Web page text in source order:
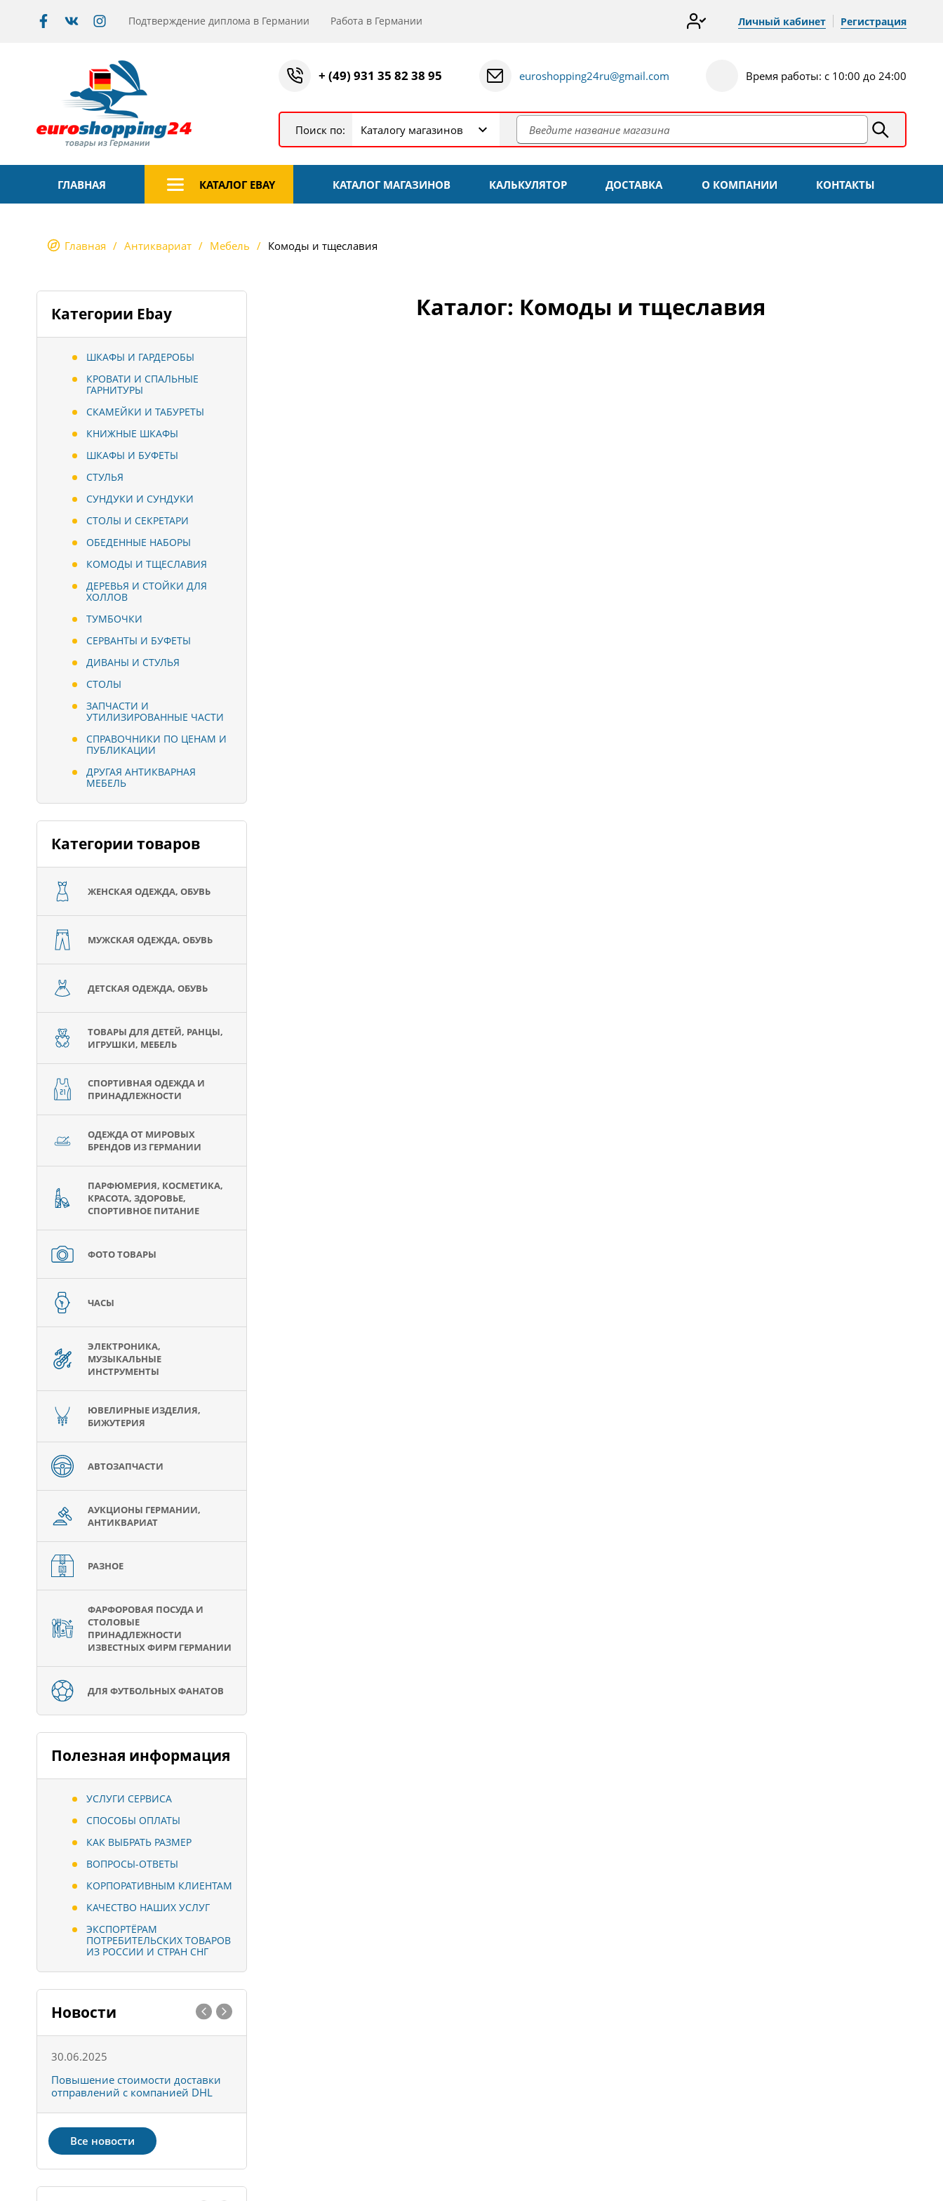
Подтверждение диплома в Германии Работа в Германии Личный кабинет Регистрация
+ (49) 931 35 82 38 95 euroshopping24ru@gmail.com Время работы: с 10:00 до 24:00
Поиск по: Каталогу магазинов
ГЛАВНАЯ КАТАЛОГ EBAY КАТАЛОГ МАГАЗИНОВ КАЛЬКУЛЯТОР ДОСТАВКА О КОМПАНИИ КОНТАКТЫ
Главная Антиквариат Мебель Комоды и тщеславия
Категории Ebay
ШКАФЫ И ГАРДЕРОБЫ
КРОВАТИ И СПАЛЬНЫЕ
ГАРНИТУРЫ
СКАМЕЙКИ И ТАБУРЕТЫ
КНИЖНЫЕ ШКАФЫ
ШКАФЫ И БУФЕТЫ
СТУЛЬЯ
СУНДУКИ И СУНДУКИ
СТОЛЫ И СЕКРЕТАРИ
ОБЕДЕННЫЕ НАБОРЫ
КОМОДЫ И ТЩЕСЛАВИЯ
ДЕРЕВЬЯ И СТОЙКИ ДЛЯ
ХОЛЛОВ
ТУМБОЧКИ
СЕРВАНТЫ И БУФЕТЫ
ДИВАНЫ И СТУЛЬЯ
СТОЛЫ
ЗАПЧАСТИ И
УТИЛИЗИРОВАННЫЕ ЧАСТИ
СПРАВОЧНИКИ ПО ЦЕНАМ И
ПУБЛИКАЦИИ
ДРУГАЯ АНТИКВАРНАЯ
МЕБЕЛЬ
Категории товаров
ЖЕНСКАЯ ОДЕЖДА, ОБУВЬ
МУЖСКАЯ ОДЕЖДА, ОБУВЬ
ДЕТСКАЯ ОДЕЖДА, ОБУВЬ
ТОВАРЫ ДЛЯ ДЕТЕЙ, РАНЦЫ,
ИГРУШКИ, МЕБЕЛЬ
СПОРТИВНАЯ ОДЕЖДА И
ПРИНАДЛЕЖНОСТИ
ОДЕЖДА ОТ МИРОВЫХ
БРЕНДОВ ИЗ ГЕРМАНИИ
ПАРФЮМЕРИЯ, КОСМЕТИКА,
КРАСОТА, ЗДОРОВЬЕ,
СПОРТИВНОЕ ПИТАНИЕ
ФОТО ТОВАРЫ
ЧАСЫ
ЭЛЕКТРОНИКА,
МУЗЫКАЛЬНЫЕ
ИНСТРУМЕНТЫ
ЮВЕЛИРНЫЕ ИЗДЕЛИЯ,
БИЖУТЕРИЯ
АВТОЗАПЧАСТИ
АУКЦИОНЫ ГЕРМАНИИ,
АНТИКВАРИАТ
РАЗНОЕ
ФАРФОРОВАЯ ПОСУДА И
СТОЛОВЫЕ
ПРИНАДЛЕЖНОСТИ
ИЗВЕСТНЫХ ФИРМ ГЕРМАНИИ
ДЛЯ ФУТБОЛЬНЫХ ФАНАТОВ
Полезная информация
УСЛУГИ СЕРВИСА
СПОСОБЫ ОПЛАТЫ
КАК ВЫБРАТЬ РАЗМЕР
ВОПРОСЫ-ОТВЕТЫ
КОРПОРАТИВНЫМ КЛИЕНТАМ
КАЧЕСТВО НАШИХ УСЛУГ
ЭКСПОРТЁРАМ
ПОТРЕБИТЕЛЬСКИХ ТОВАРОВ
ИЗ РОССИИ И СТРАН СНГ
Новости
30.06.2025
Повышение стоимости доставки
отправлений с компанией DHL
Все новости
Каталог: Комоды и тщеславия